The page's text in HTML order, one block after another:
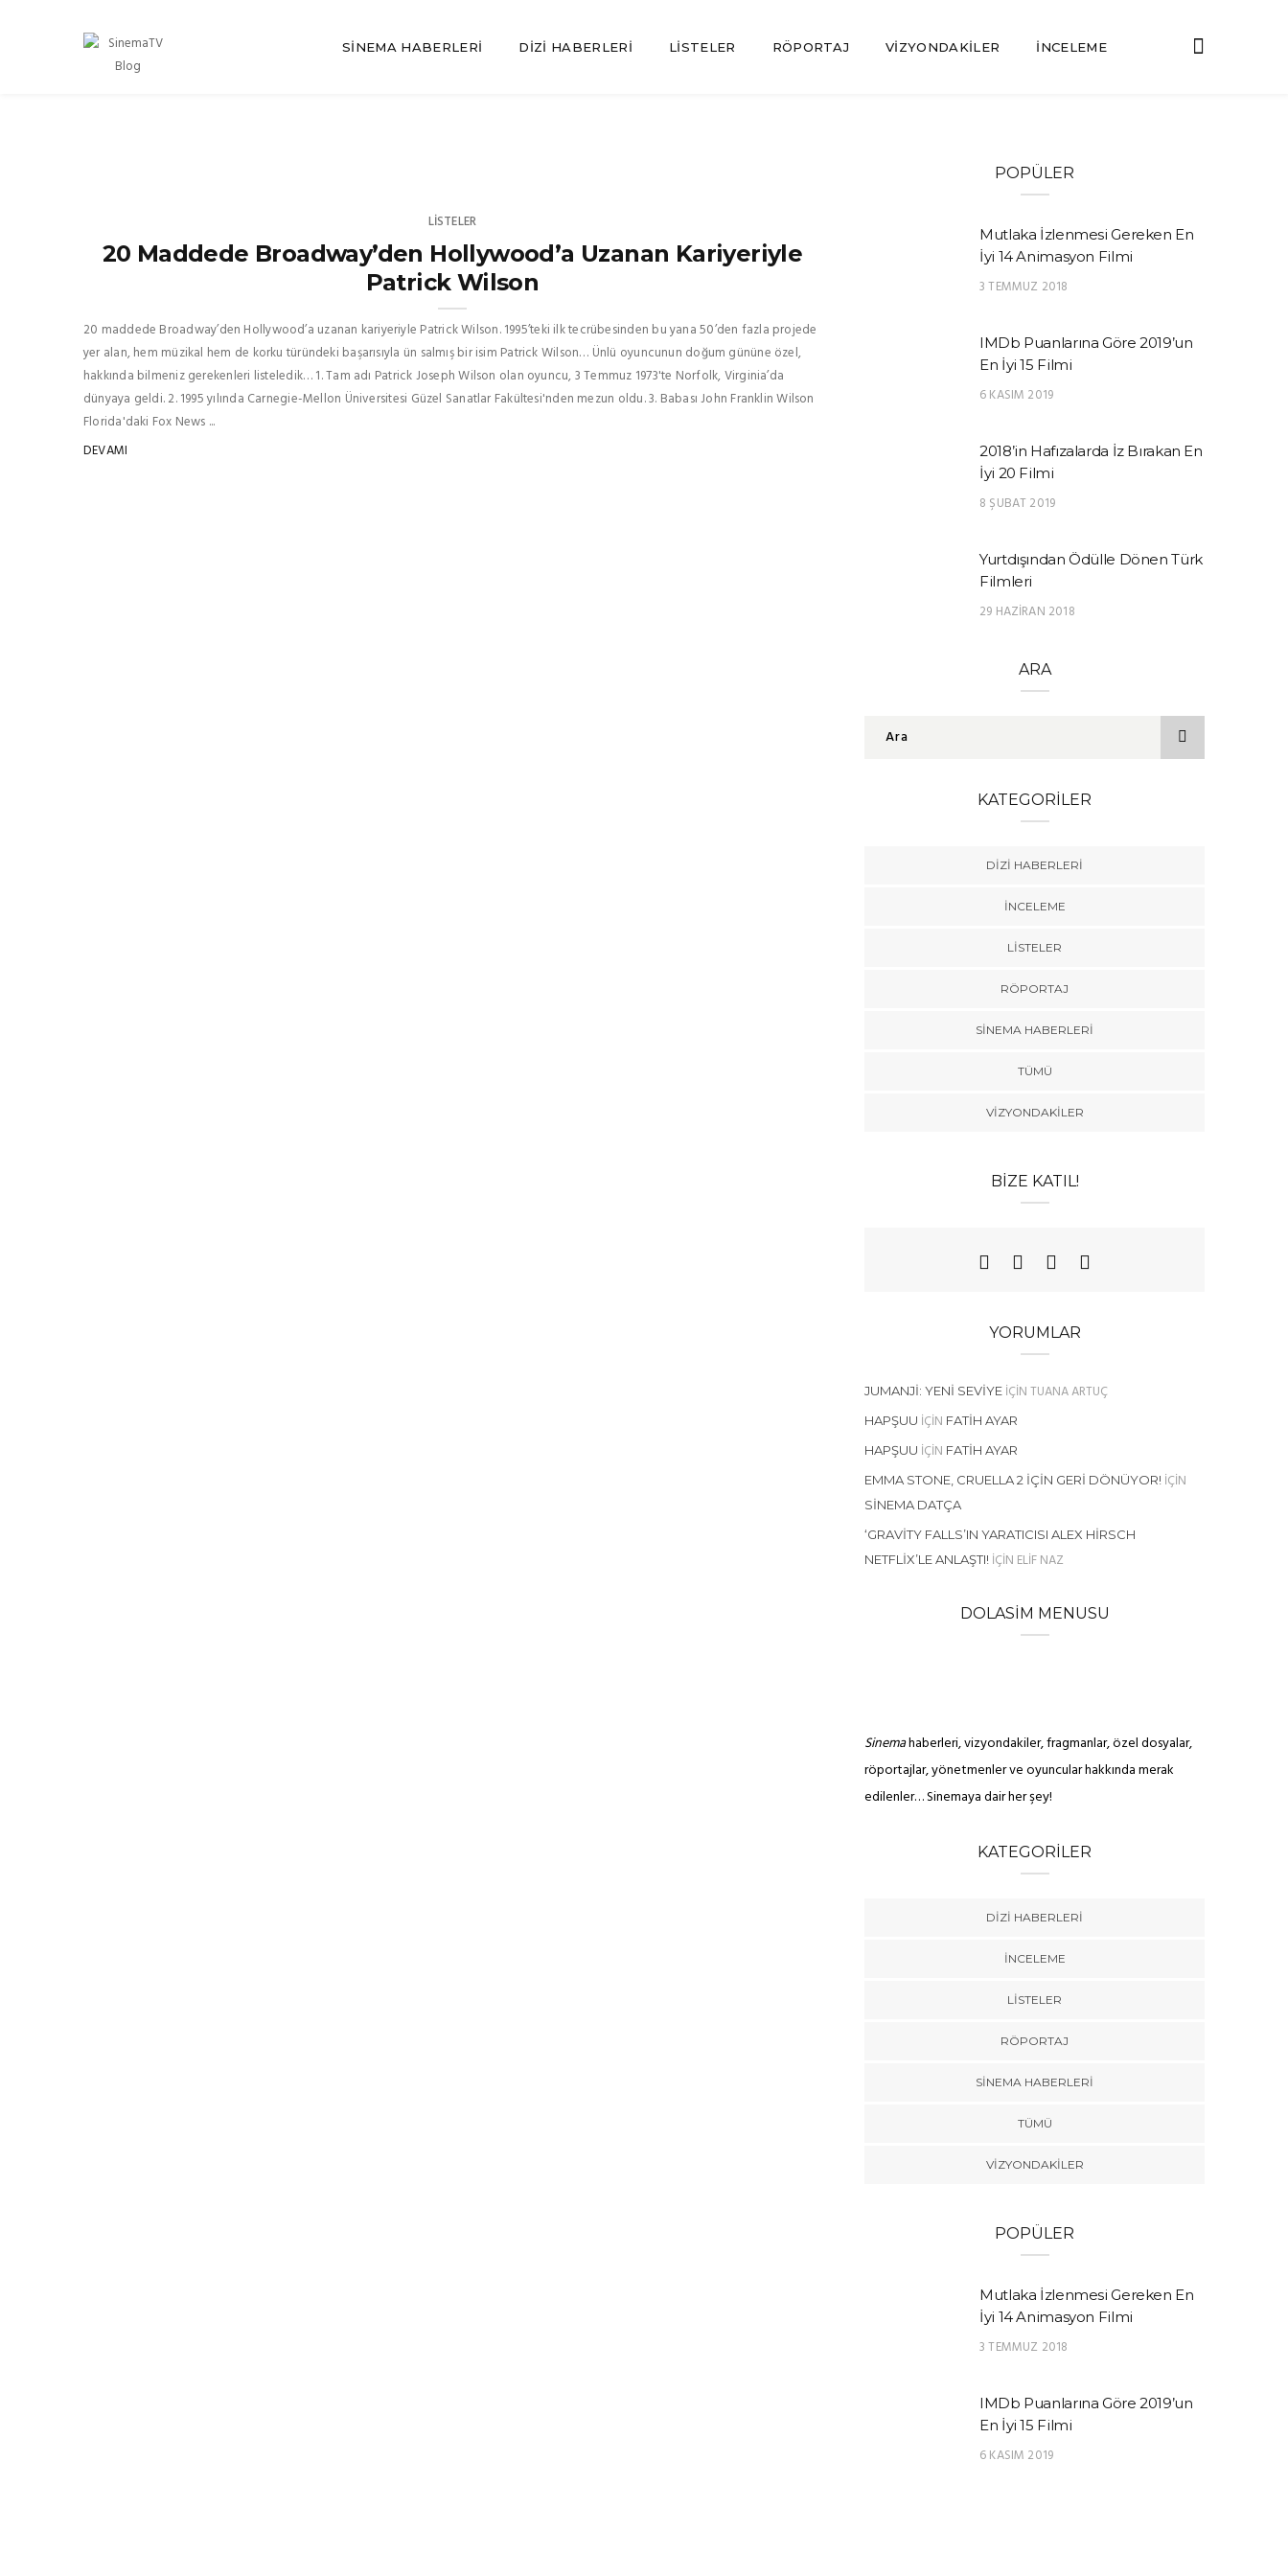
SINEMA HABERLERI DIZI HABERLERI LISTELER RÖPORTAJ VIZYONDAKILER İNCELEME
LISTELER
20 Maddede Broadway’den Hollywood’a Uzanan Kariyeriyle
Patrick Wilson
20 maddede Broadway’den Hollywood’a uzanan kariyeriyle Patrick Wilson. 1995’teki ilk tecrübesinden bu yana 50’den fazla projede
yer alan, hem müzikal hem de korku türündeki başarısıyla ün salmış bir isim Patrick Wilson… Ünlü oyuncunun doğum gününe özel,
hakkında bilmeniz gerekenleri listeledik… 1. Tam adı Patrick Joseph Wilson olan oyuncu, 3 Temmuz 1973'te Norfolk, Virginia’da
dünyaya geldi. 2. 1995 yılında Carnegie-Mellon Üniversitesi Güzel Sanatlar Fakültesi'nden mezun oldu. 3. Babası John Franklin Wilson
Florida'daki Fox News ...
DEVAMI
POPÜLER
Mutlaka İzlenmesi Gereken En
İyi 14 Animasyon Filmi
3 TEMMUZ 2018
IMDb Puanlarına Göre 2019’un
En İyi 15 Filmi
6 KASIM 2019
2018’in Hafızalarda İz Bırakan En
İyi 20 Filmi
8 ŞUBAT 2019
Yurtdışından Ödülle Dönen Türk
Filmleri
29 HAZIRAN 2018
ARA
KATEGORILER
DIZI HABERLERI
İNCELEME
LISTELER
RÖPORTAJ
SINEMA HABERLERI
TÜMÜ
VIZYONDAKILER
BIZE KATIL!
YORUMLAR
JUMANJI: YENI SEVIYE IÇINTUANA ARTUÇ
HAPŞUU IÇIN FATIH AYAR
HAPŞUU IÇIN FATIH AYAR
EMMA STONE, CRUELLA 2 İÇIN GERI DÖNÜYOR! IÇIN
SINEMA DATÇA
‘GRAVITY FALLS’IN YARATICISI ALEX HIRSCH
NETFLIX’LE ANLAŞTI! IÇIN ELIF NAZ
DOLASIM MENUSU
Sinemahaberleri, vizyondakiler, fragmanlar, özel dosyalar,
röportajlar, yönetmenler ve oyuncular hakkında merak
edilenler… Sinemaya dair her şey!
KATEGORILER
DIZI HABERLERI
İNCELEME
LISTELER
RÖPORTAJ
SINEMA HABERLERI
TÜMÜ
VIZYONDAKILER
POPÜLER
Mutlaka İzlenmesi Gereken En
İyi 14 Animasyon Filmi
3 TEMMUZ 2018
IMDb Puanlarına Göre 2019’un
En İyi 15 Filmi
6 KASIM 2019